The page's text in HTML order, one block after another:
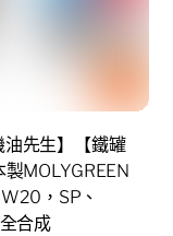
油先生】【鐵罐
製MOLYGREEN
，SP、
合成